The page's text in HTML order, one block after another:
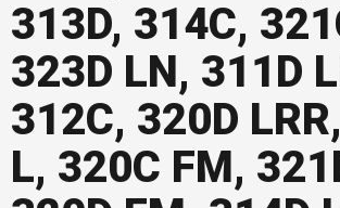
313D, 314C,
323D LN, 311D
312C, 320D
L, 320C FM,